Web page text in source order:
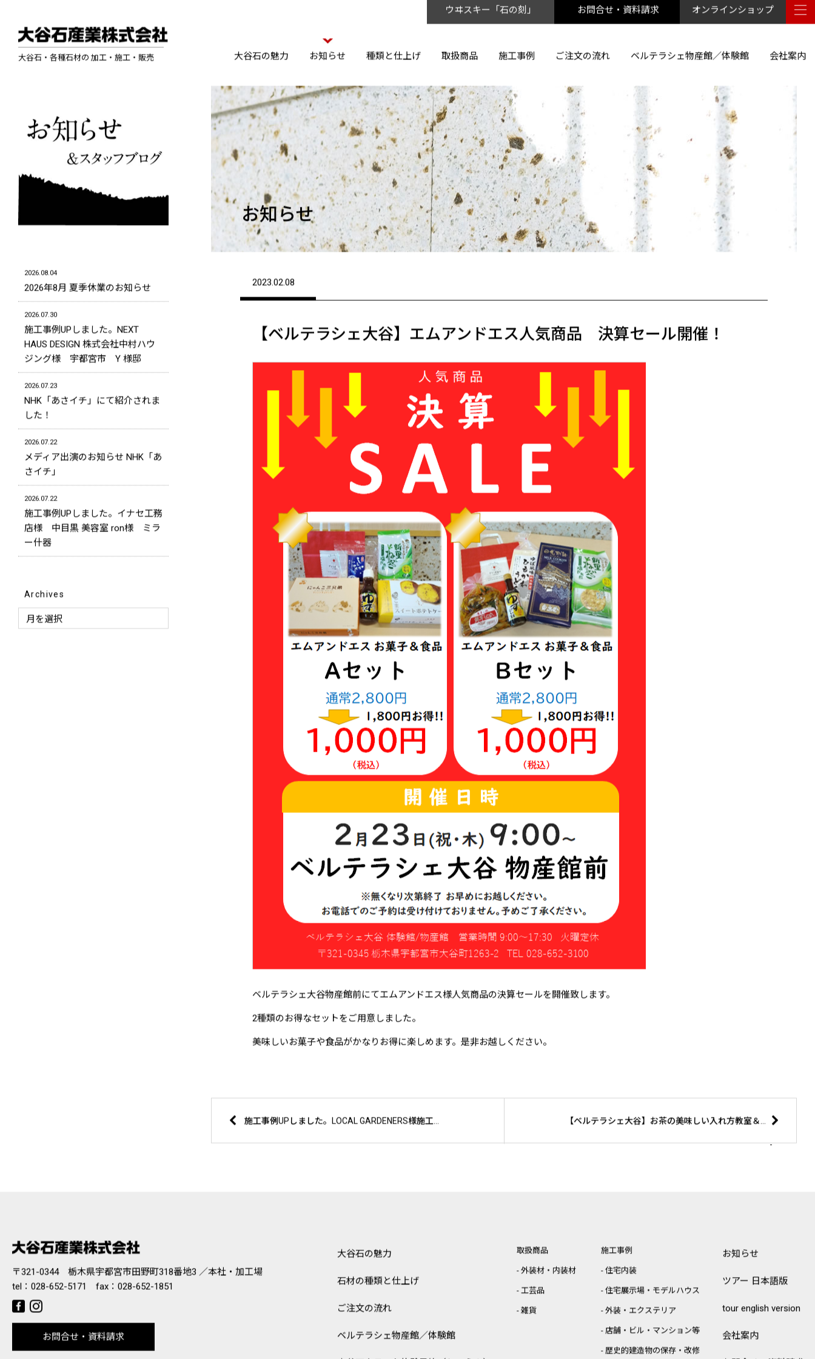
大谷石・各種石材の 加工・施工・販売 大谷石の魅力 お知らせ 種類と仕上げ 取扱商品 施工事例 ご注文の流れ ベルテラシェ物産館／体験館 会社案内
ウヰスキー「石の刻」 お問合せ・資料請求 オンラインショップ
お知らせ
2023.02.08
【ベルテラシェ大谷】エムアンドエス人気商品 決算セール開催！
ベルテラシェ大谷物産館前にてエムアンドエス様人気商品の決算セールを開催致します。
2種類のお得なセットをご用意しました。
美味しいお菓子や食品がかなりお得に楽しめます。是非お越しください。
施工事例UPしました。LOCAL GARDENERS様施工 セキスイハイム様 宇都宮市新築分譲住宅 【ベルテラシェ大谷】お茶の美味しい入れ方教室＆お茶の試飲販売会 開催
2026.08.04
2026年8月 夏季休業のお知らせ
2026.07.30
施工事例UPしました。NEXT
HAUS DESIGN 株式会社中村ハウ
ジング様 宇都宮市 Y 様邸
2026.07.23
NHK「あさイチ」にて紹介されま
した！
2026.07.22
メディア出演のお知らせ NHK「あ
さイチ」
2026.07.22
施工事例UPしました。イナセ工務
店様 中目黒 美容室 ron様 ミラ
ー什器
Archives
〒321-0344 栃木県宇都宮市田野町318番地3 ／本社・加工場
tel： 028-652-5171 fax：028-652-1851
お問合せ・資料請求
大谷石の魅力
石材の種類と仕上げ
ご注文の流れ
ベルテラシェ物産館／体験館
お知らせ
ツアー 日本語版
tour english version
会社案内
取扱商品
外装材・内装材
工芸品
雑貨
施工事例
住宅内装
住宅展示場・モデルハウス
外装・エクステリア
店舗・ビル・マンション等
歴史的建造物の保存・改修